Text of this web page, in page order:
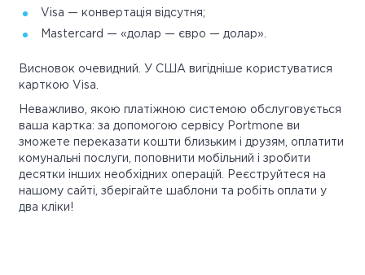
Visa — конвертація відсутня;
Mastercard — «долар — євро — долар».
Висновок очевидний. У США вигідніше користуватися
карткою Visa.
Неважливо, якою платіжною системою обслуговується
ваша картка: за допомогою сервісу Portmone ви
зможете переказати кошти близьким і друзям, оплатити
комунальні послуги, поповнити мобільний і зробити
десятки інших необхідних операцій. Реєструйтеся на
нашому сайті, зберігайте шаблони та робіть оплати у
два кліки!